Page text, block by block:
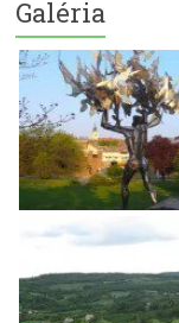
Galéria